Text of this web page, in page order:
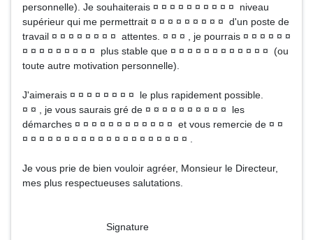
personnelle). Je souhaiterais ¤ ¤ ¤ ¤ ¤ ¤ ¤ ¤ ¤ ¤ niveau
supérieur qui me permettrait ¤ ¤ ¤ ¤ ¤ ¤ ¤ ¤ ¤ d'un poste de
travail ¤ ¤ ¤ ¤ ¤ ¤ ¤ ¤ attentes. ¤ ¤ ¤ , je pourrais ¤ ¤ ¤ ¤ ¤ ¤
¤ ¤ ¤ ¤ ¤ ¤ ¤ ¤ ¤ plus stable que ¤ ¤ ¤ ¤ ¤ ¤ ¤ ¤ ¤ ¤ ¤ ¤ (ou
toute autre motivation personnelle).
J'aimerais ¤ ¤ ¤ ¤ ¤ ¤ ¤ ¤ le plus rapidement possible.
¤ ¤ , je vous saurais gré de ¤ ¤ ¤ ¤ ¤ ¤ ¤ ¤ ¤ ¤ les
démarches ¤ ¤ ¤ ¤ ¤ ¤ ¤ ¤ ¤ ¤ ¤ ¤ et vous remercie de ¤ ¤
¤ ¤ ¤ ¤ ¤ ¤ ¤ ¤ ¤ ¤ ¤ ¤ ¤ ¤ ¤ ¤ ¤ ¤ ¤ ¤ .
Je vous prie de bien vouloir agréer, Monsieur le Directeur,
mes plus respectueuses salutations.
Signature